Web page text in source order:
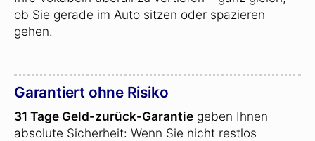
ob Sie gerade im Auto sitzen oder spazieren
gehen.
Garantiert ohne Risiko
31 Tage Geld-zurück-Garantie geben Ihnen
absolute Sicherheit: Wenn Sie nicht restlos